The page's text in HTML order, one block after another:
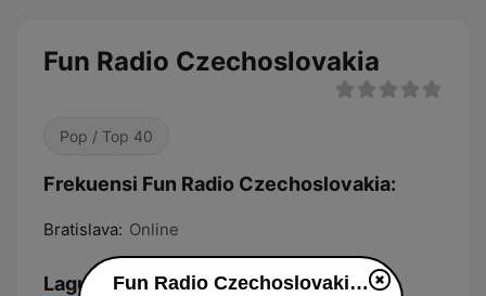
Fun Radio Czechoslovakia
Pop / Top 40
Frekuensi Fun Radio Czechoslovakia:
Bratislava: Online
Lagu Teratas Fun Radio Czechoslovakia live